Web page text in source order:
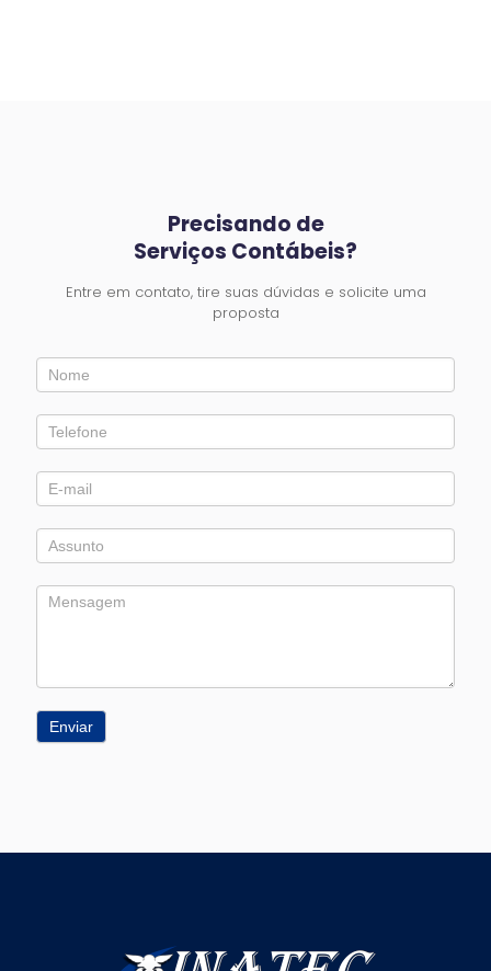
Precisando de
Serviços Contábeis?
Entre em contato, tire suas dúvidas e solicite uma
proposta
Entre
em
Enviar